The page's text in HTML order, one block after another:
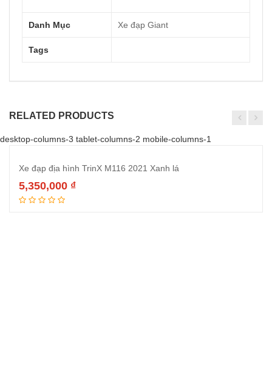
Danh Mục Xe đạp Giant
Tags
RELATED PRODUCTS
desktop-columns-3 tablet-columns-2 mobile-columns-1
Xe đạp địa hình TrinX M116 2021 Xanh lá
5,350,000 ₫